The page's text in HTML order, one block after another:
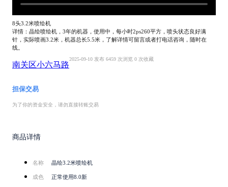
8头3.2米喷绘机
详情：晶绘喷绘机，3年的机器，使用中，每小时2ps260平方，喷头状态良好满
针，实际喷画3.2米，机器总长5.5米，了解详情可留言或者打电话咨询，随时在
线。
南关区小六马路
2025-09-10 发布 6459 次浏览 0 次收藏
担保交易
为了你的资金安全，请勿直接转账交易
商品详情
名称 晶绘3.2米喷绘机
成色 正常使用8.0新